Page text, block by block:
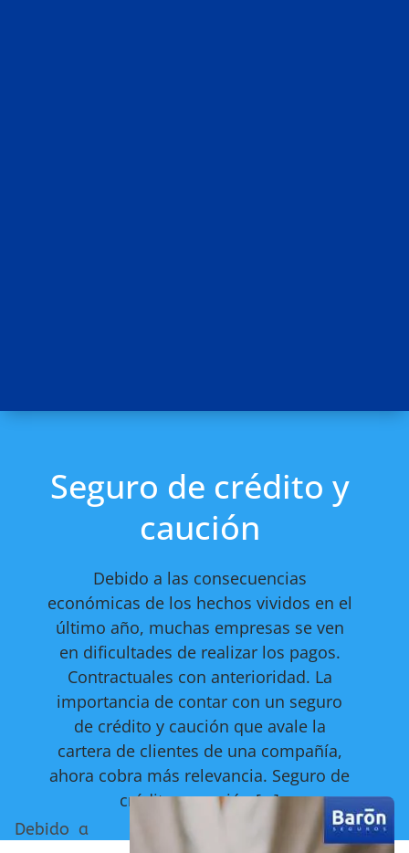
Seguro de crédito y
caución
Debido a las consecuencias
económicas de los hechos vividos en el
último año, muchas empresas se ven
en dificultades de realizar los pagos.
Contractuales con anterioridad. La
importancia de contar con un seguro
de crédito y caución que avale la
cartera de clientes de una compañía,
ahora cobra más relevancia. Seguro de
crédito y caución […]
Debido a